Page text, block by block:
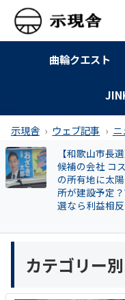
曲輪クエスト
示現舎 ウェブ記事 ニ
【和歌山市長
候補の会社 コ
の所有地に太
所が建設予定
選なら利益相
カテゴリー